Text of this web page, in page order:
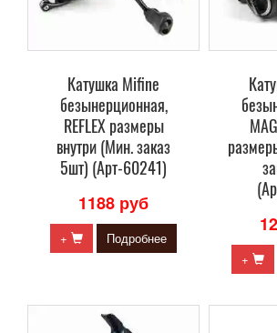
Катушка Mifine
безынерционная,
REFLEX размеры
внутри (Мин. заказ
5шт) (Арт-60241)
1188 руб
+ Подробнее
+